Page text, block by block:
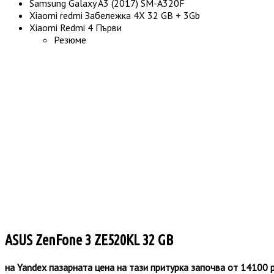
Samsung Galaxy A3 (2017) SM-A320F
Xiaomi redmi Забележка 4X 32 GB + 3Gb
Xiaomi Redmi 4 Първи
Резюме
ASUS ZenFone 3 ZE520KL 32 GB
на Yandex пазарната цена на тази притурка започва от 14100